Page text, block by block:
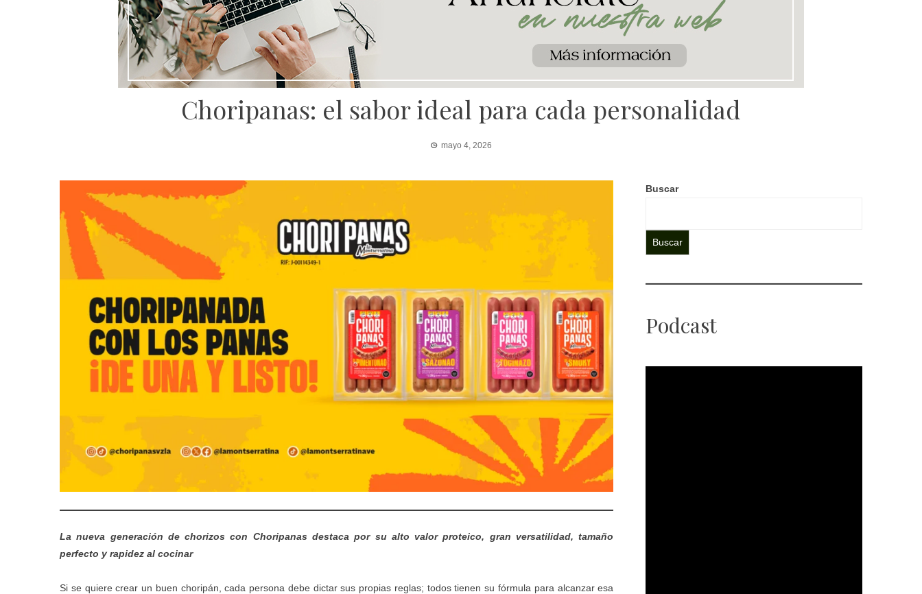
Choripanas: el sabor ideal para cada personalidad
mayo 4, 2026
La nueva generación de chorizos con Choripanas destaca por su alto valor proteico, gran versatilidad, tamaño
perfecto y rapidez al cocinar
Si se quiere crear un buen choripán, cada persona debe dictar sus propias reglas; todos tienen su fórmula para alcanzar esa
Buscar
Buscar
Podcast